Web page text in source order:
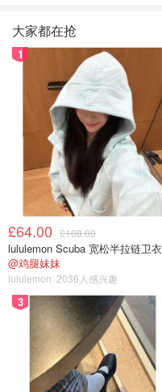
大家都在抢
1
£64.00 £108.00
lululemon Scuba 宽松半拉链卫衣
@鸡腿妹妹
lululemon 2036人感兴趣
3